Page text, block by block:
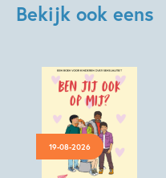
Bekijk ook eens
19-08-2026